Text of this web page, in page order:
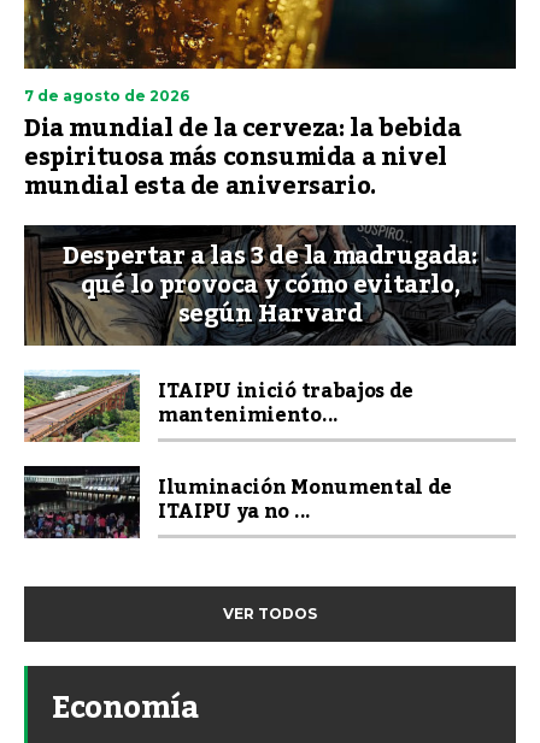
7 de agosto de 2026
Dia mundial de la cerveza: la bebida
espirituosa más consumida a nivel
mundial esta de aniversario.
Despertar a las 3 de la madrugada:
qué lo provoca y cómo evitarlo,
según Harvard
ITAIPU inició trabajos de
mantenimiento...
Iluminación Monumental de
ITAIPU ya no ...
VER TODOS
Economía